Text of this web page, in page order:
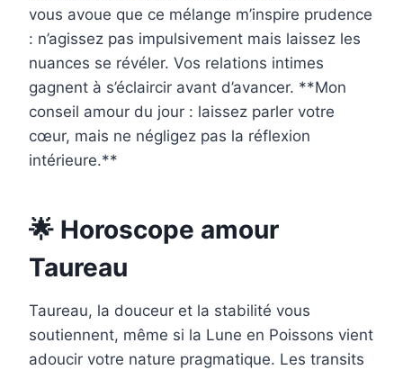
vous avoue que ce mélange m’inspire prudence
: n’agissez pas impulsivement mais laissez les
nuances se révéler. Vos relations intimes
gagnent à s’éclaircir avant d’avancer. **Mon
conseil amour du jour : laissez parler votre
cœur, mais ne négligez pas la réflexion
intérieure.**
🌟 Horoscope amour
Taureau
Taureau, la douceur et la stabilité vous
soutiennent, même si la Lune en Poissons vient
adoucir votre nature pragmatique. Les transits